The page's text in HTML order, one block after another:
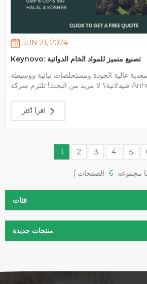
JUN 21, 2024
Keynovo: تصنيع متميز للمواد الخام الدوائية
عالية الجودة ومستخلصات نباتية ووسيطة
صيدلانية؟ لا مزيد من البحث! تلتزم شركة Anhui Keynovo Biotech
اقرأ أكثر
1 2 3 4 5
مجموعه 6 الصفحات
فئات
منتجات جديدة